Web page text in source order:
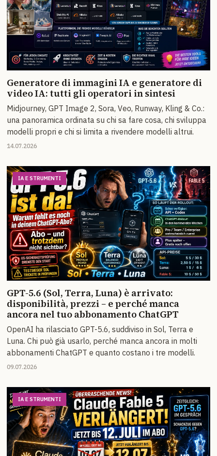
Generatore di immagini IA e generatore di
video IA: tutti gli operatori in sintesi
Midjourney, GPT Image 2, Sora, Veo, Runway, Kling & Co.:
una panoramica ordinata su chi sa fare cosa, chi sviluppa
modelli propri e chi si limita a rivendere modelli altrui.
14.07.2026
IA E STRUMENTI
GPT-5.6 (Sol, Terra, Luna) è arrivato:
disponibilità, prezzi – e perché manca
ancora nel tuo abbonamento ChatGPT
OpenAI ha rilasciato GPT-5.6, suddiviso in Sol, Terra e
Luna. Chi può già usarlo, perché manca ancora in molti
abbonamenti ChatGPT e quanto costano i tre modelli.
09.07.2026
IA E STRUMENTI